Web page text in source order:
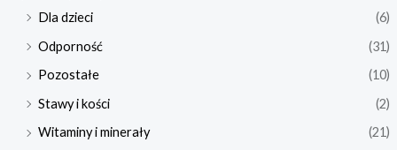
Dla dzieci
(6)
Odporność
(31)
Pozostałe
(10)
Stawy i kości
(2)
Witaminy i minerały
(21)